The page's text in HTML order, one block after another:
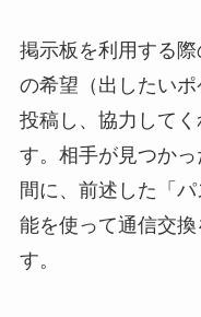
掲示板を利用する
の希望（出したい
投稿し、協力して
す。相手が見つか
間に、前述した「
能を使って通信交
す。